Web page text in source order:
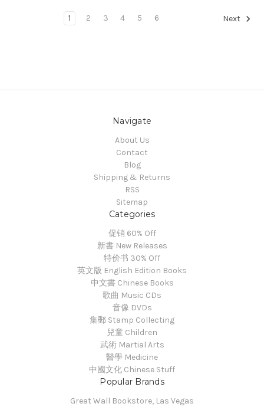
1 2 3 4 5 6 Next
Navigate
About Us
Contact
Blog
Shipping & Returns
RSS
Sitemap
Categories
促销 60% Off
新書 New Releases
特价书 30% Off
英文版 English Edition Books
中文書 Chinese Books
歌曲 Music CDs
音像 DVDs
集郵 Stamp Collecting
兒童 Children
武術 Martial Arts
醫學 Medicine
中國文化 Chinese Stuff
Popular Brands
Great Wall Bookstore, Las Vegas